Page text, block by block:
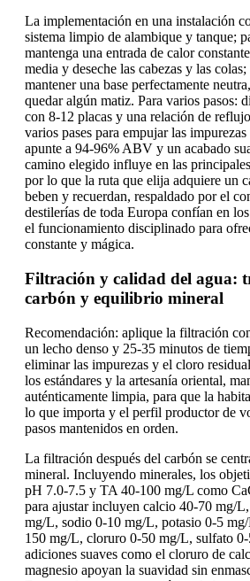
La implementación en una instalación
sistema limpio de alambique y tanque;
mantenga una entrada de calor
media y deseche las cabezas y las
mantener una base perfectamente
quedar algún matiz. Para varios pasos:
con 8-12 placas y una relación de
varios pases para empujar las
apunte a 94-96% ABV y un acabado
camino elegido influye en las
por lo que la ruta que elija adquiere un
beben y recuerdan, respaldado por el
destilerías de toda Europa confían en
el funcionamiento disciplinado para
constante y mágica.
Filtración y calidad del agua:
carbón y equilibrio mineral
Recomendación: aplique la filtración
un lecho denso y 25-35 minutos de
eliminar las impurezas y el cloro
los estándares y la artesanía oriental,
auténticamente limpia, para que la
lo que importa y el perfil productor de
pasos mantenidos en orden.
La filtración después del carbón se
mineral. Incluyendo minerales, los
pH 7.0-7.5 y TA 40-100 mg/L como
para ajustar incluyen calcio 40-70 mg/
mg/L, sodio 0-10 mg/L, potasio 0-5
150 mg/L, cloruro 0-50 mg/L, sulfato
adiciones suaves como el cloruro de
magnesio apoyan la suavidad sin